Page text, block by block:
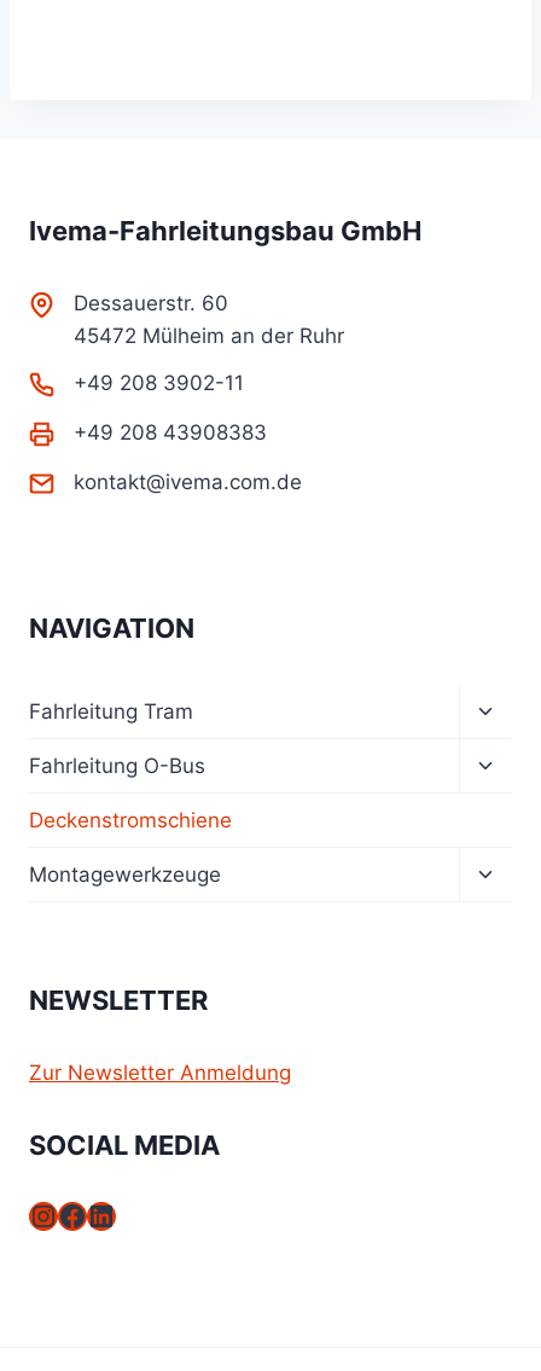
Ivema-Fahrleitungsbau GmbH
Dessauerstr. 60
45472 Mülheim an der Ruhr
+49 208 3902-11
+49 208 43908383
kontakt@ivema.com.de
NAVIGATION
Fahrleitung Tram
Fahrleitung O-Bus
Deckenstromschiene
Montagewerkzeuge
NEWSLETTER
Zur Newsletter Anmeldung
SOCIAL MEDIA
Instagram
Facebook
LinkedIn